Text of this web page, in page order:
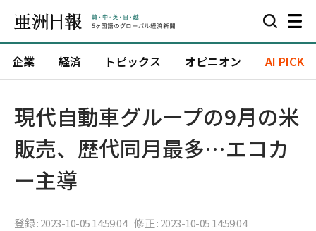
企業 経済 トピックス オピニオン AI PICK
​現代自動車グループの9月の米
販売、歴代同月最多…エコカ
ー主導
登録 : 2023-10-05 14:59:04 修正 : 2023-10-05 14:59:04